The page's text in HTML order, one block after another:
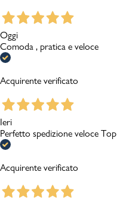
Oggi
Comoda , pratica e veloce
Acquirente verificato
Ieri
Perfetto spedizione veloce Top
Acquirente verificato